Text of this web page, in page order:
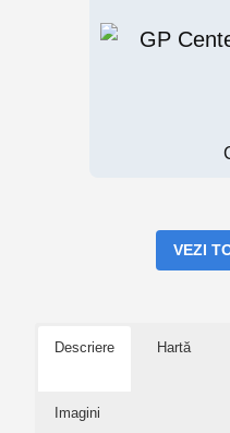
VEZI
Descriere Hartă
Imagini